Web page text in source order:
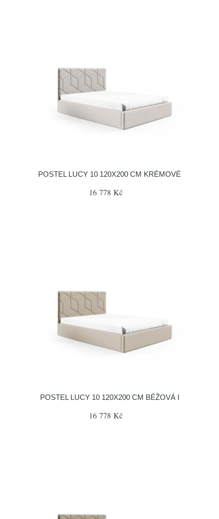
POSTEL LUCY 10 120X200 CM KRÉMOVÉ
16 778 Kč
POSTEL LUCY 10 120X200 CM BÉŽOVÁ I
16 778 Kč